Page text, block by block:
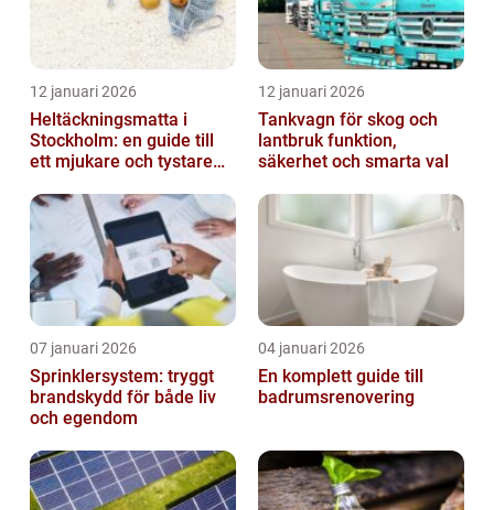
12 januari 2026
Heltäckningsmatta i
Stockholm: en guide till
ett mjukare och tystare
12 januari 2026
Tankvagn för skog och
lantbruk funktion,
säkerhet och smarta val
07 januari 2026
Sprinklersystem: tryggt
brandskydd för både liv
och egendom
04 januari 2026
En komplett guide till
badrumsrenovering